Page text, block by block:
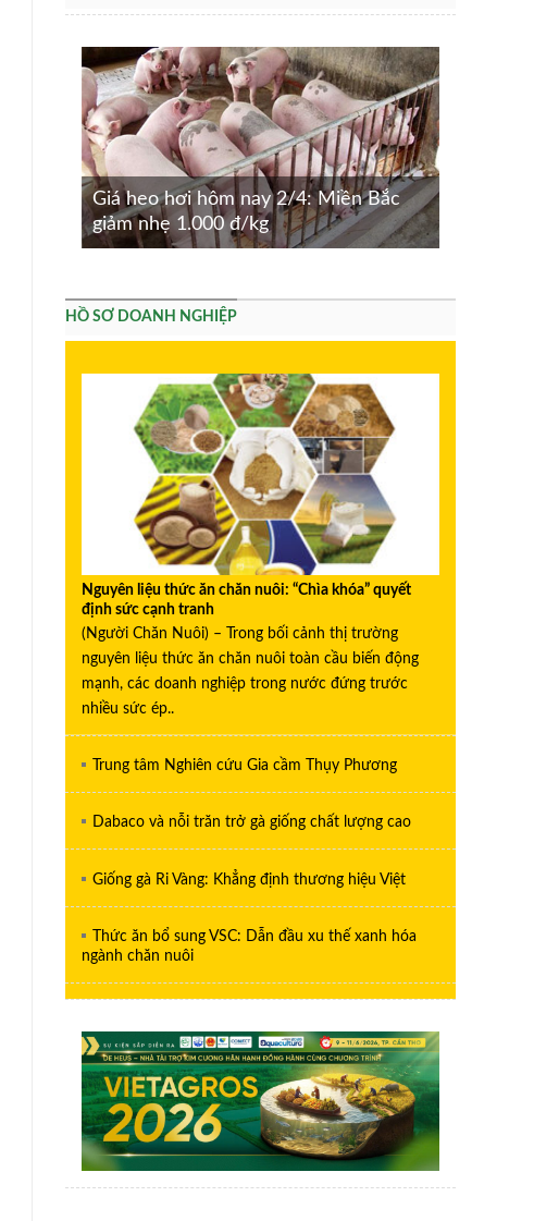
Giá heo hơi hôm nay 2/4: Miền Bắc
giảm nhẹ 1.000 đ/kg
HỒ SƠ DOANH NGHIỆP
Nguyên liệu thức ăn chăn nuôi: “Chìa khóa” quyết
định sức cạnh tranh
(Người Chăn Nuôi) – Trong bối cảnh thị trường
nguyên liệu thức ăn chăn nuôi toàn cầu biến động
mạnh, các doanh nghiệp trong nước đứng trước
nhiều sức ép..
Trung tâm Nghiên cứu Gia cầm Thụy Phương
Dabaco và nỗi trăn trở gà giống chất lượng cao
Giống gà Ri Vàng: Khẳng định thương hiệu Việt
Thức ăn bổ sung VSC: Dẫn đầu xu thế xanh hóa
ngành chăn nuôi